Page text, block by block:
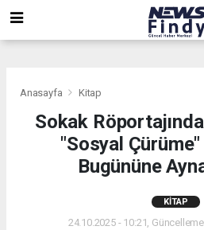
Anasayfa Kitap
Sokak
"Sosyal
Bugününe
KITAP
24.10.2025 - 10:21,